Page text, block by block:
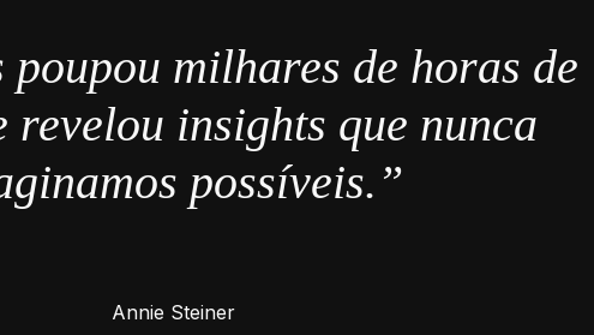
poupou milhares de horas de
revelou insights que nunca
possíveis.”
Annie Steiner